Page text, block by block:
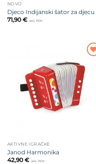
NOVO
Djeco Indijanski šator za djecu
71,90 € uklj. PDV
Dodajte
na listu
želja
AKTIVNE IGRAČKE
Janod Harmonika
42,90 € uklj. PDV